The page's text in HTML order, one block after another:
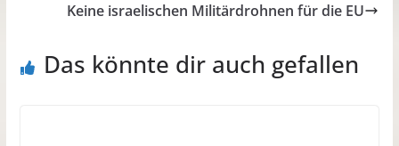
Keine israelischen Militärdrohnen für die EU
Das könnte dir auch gefallen